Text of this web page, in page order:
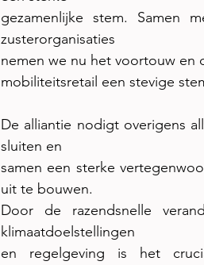
gezamenlijke stem. Samen
zusterorganisaties
nemen we nu het voortouw en
mobiliteitsretail een stevige
De alliantie nodigt overigens
sluiten en
samen een sterke
uit te bouwen.
Door de razendsnelle
klimaatdoelstellingen
en regelgeving is het